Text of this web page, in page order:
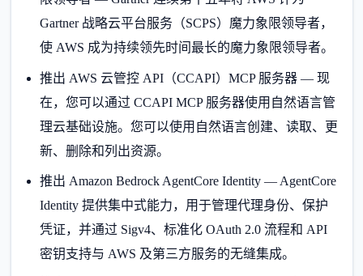
Gartner 战略云平台服务（SCPS）魔力象限领导者，
使 AWS 成为持续领先时间最长的魔力象限领导者。
推出 AWS 云管控 API（CCAPI）MCP 服务器 — 现
在，您可以通过 CCAPI MCP 服务器使用自然语言管
理云基础设施。您可以使用自然语言创建、读取、更
新、删除和列出资源。
推出 Amazon Bedrock AgentCore Identity — AgentCore
Identity 提供集中式能力，用于管理代理身份、保护
凭证，并通过 Sigv4、标准化 OAuth 2.0 流程和 API
密钥支持与 AWS 及第三方服务的无缝集成。